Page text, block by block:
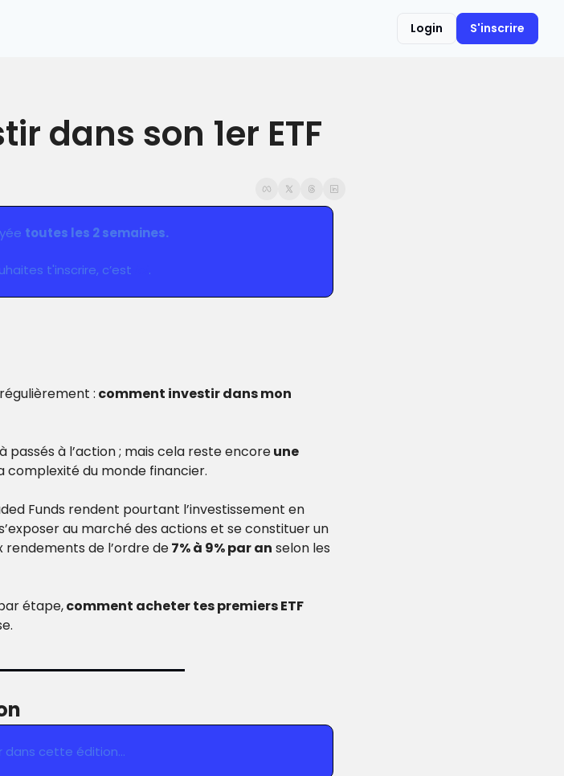
Login S'inscrire
dans son 1er ETF
toutes les 2 semaines.
t'inscrire, c’est .
: comment investir dans mon
passés à l’action ; mais cela reste encore une
complexité du monde financier.
Funds rendent pourtant l’investissement en
au marché des actions et se constituer un
de l’ordre de 7% à 9% par an selon les
étape,
dans cette édition…